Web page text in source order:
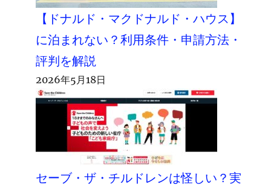
【ドナルド・マクドナルド・ハウス】
に泊まれない？利用条件・申請方法・
評判を解説
2026年5月18日
セーブ・ザ・チルドレンは怪しい？実